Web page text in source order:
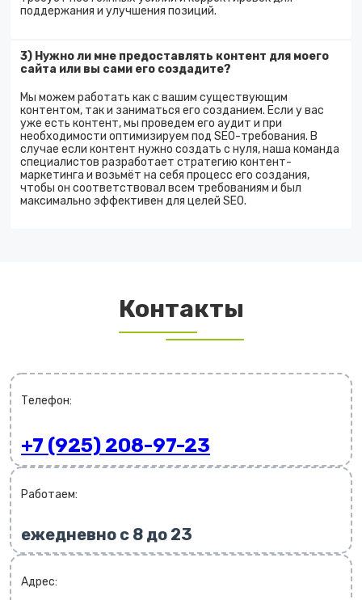
поддержания и улучшения позиций.
3) Нужно ли мне предоставлять контент для моего
сайта или вы сами его создадите?
Мы можем работать как с вашим существующим
контентом, так и заниматься его созданием. Если у вас
уже есть контент, мы проведем его аудит и при
необходимости оптимизируем под SEO-требования. В
случае если контент нужно создать с нуля, наша команда
специалистов разработает стратегию контент-
маркетинга и возьмёт на себя процесс его создания,
чтобы он соответствовал всем требованиям и был
максимально эффективен для целей SEO.
Контакты
Телефон:
+7 (925) 208-97-23
Работаем:
ежедневно с 8 до 23
Адрес: